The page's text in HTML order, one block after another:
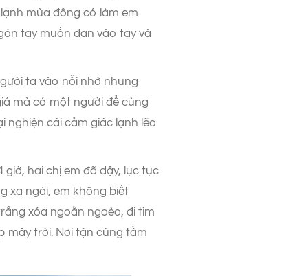
mùa đông có làm em
tay muốn đan vào tay và
ta vào nỗi nhớ nhung
mà có một người để cùng
nghiện cái cảm giác lạnh lẽo
hai chị em đã dậy, lục tục
xa ngái, em không biết
xóa ngoằn ngoèo, đi tìm
mây trời. Nơi tận cùng tầm